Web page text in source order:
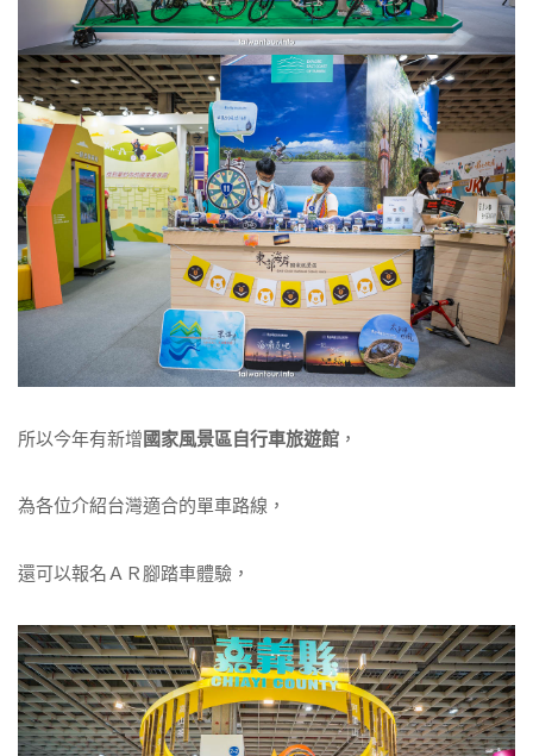
所以今年有新增國家風景區自行車旅遊館 ，
為各位介紹台灣適合的單車路線，
還可以報名ＡＲ腳踏車體驗，